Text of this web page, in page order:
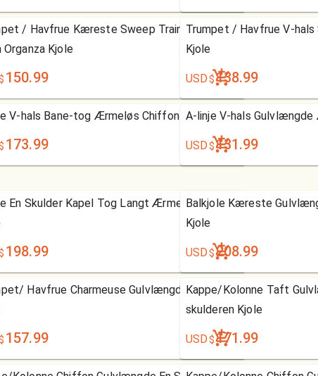
/ Havfrue Kæreste Sweep Train Ærmeløs
Organza Kjole
150.99
Trumpet / Havfrue V-
Kjole
USD$138.99
V-hals Bane-tog Ærmeløs Chiffon Kjole
173.99
A-linje V-hals
USD$131.99
En Skulder Kapel Tog Langt Ærme Chiffon
198.99
Balkjole Kæreste
Kjole
USD$208.99
Havfrue Charmeuse Gulvlængde Kæreste
157.99
Kappe/Kolonne Taft
skulderen Kjole
USD$171.99